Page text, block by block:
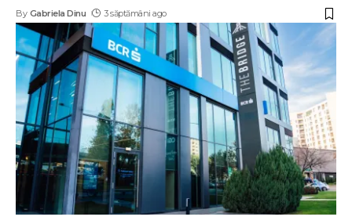
By Gabriela Dinu 3 săptămâni ago